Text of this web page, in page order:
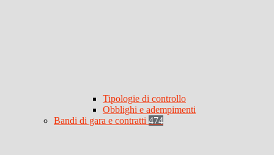
Tipologie di controllo
Obblighi e adempimenti
Bandi di gara e contratti 474